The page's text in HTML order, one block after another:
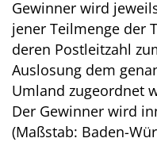
Gewinner wird
jener Teilmenge der
deren Postleitzahl
Auslosung dem
Umland zugeordnet
Der Gewinner wird
(Maßstab: Baden-